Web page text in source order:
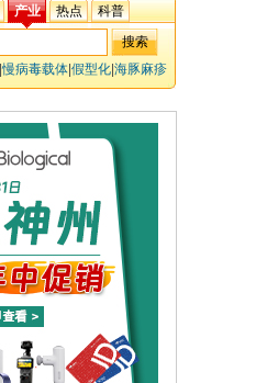
产业 热点 科普
|慢病毒载体 假型化 海豚麻疹